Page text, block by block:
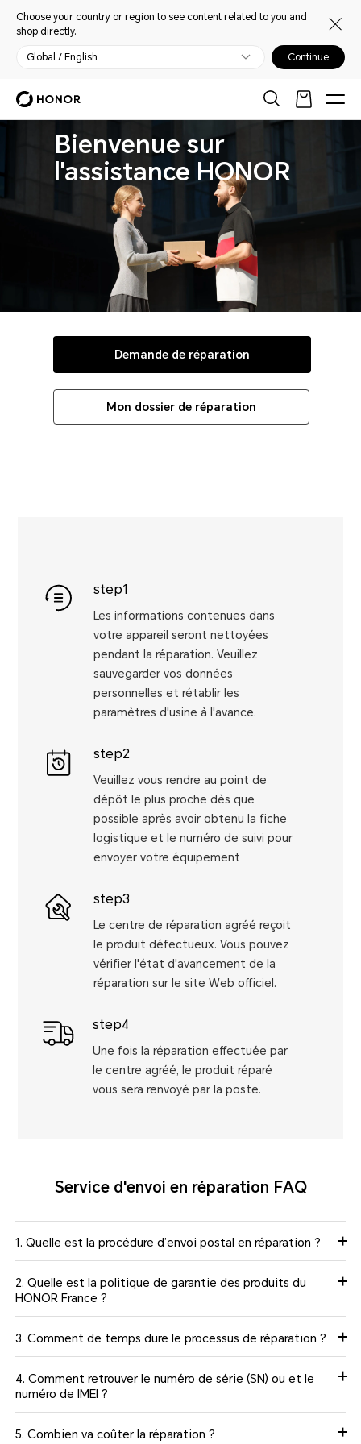
Choose your country or region to see content related to you and
shop directly.
Global / English Continue
Bienvenue sur
l'assistance HONOR
Demande de réparation
Mon dossier de réparation
step1
Les informations contenues dans
votre appareil seront nettoyées
pendant la réparation. Veuillez
sauvegarder vos données
personnelles et rétablir les
paramètres d'usine à l'avance.
step2
Veuillez vous rendre au point de
dépôt le plus proche dès que
possible après avoir obtenu la fiche
logistique et le numéro de suivi pour
envoyer votre équipement
step3
Le centre de réparation agréé reçoit
le produit défectueux. Vous pouvez
vérifier l'état d'avancement de la
réparation sur le site Web officiel.
step4
Une fois la réparation effectuée par
le centre agréé, le produit réparé
vous sera renvoyé par la poste.
Service d'envoi en réparation FAQ
1. Quelle est la procédure d’envoi postal en réparation ？
2. Quelle est la politique de garantie des produits du
HONOR France ?
3. Comment de temps dure le processus de réparation ?
4. Comment retrouver le numéro de série (SN) ou et le
numéro de IMEI ?
5. Combien va coûter la réparation ?